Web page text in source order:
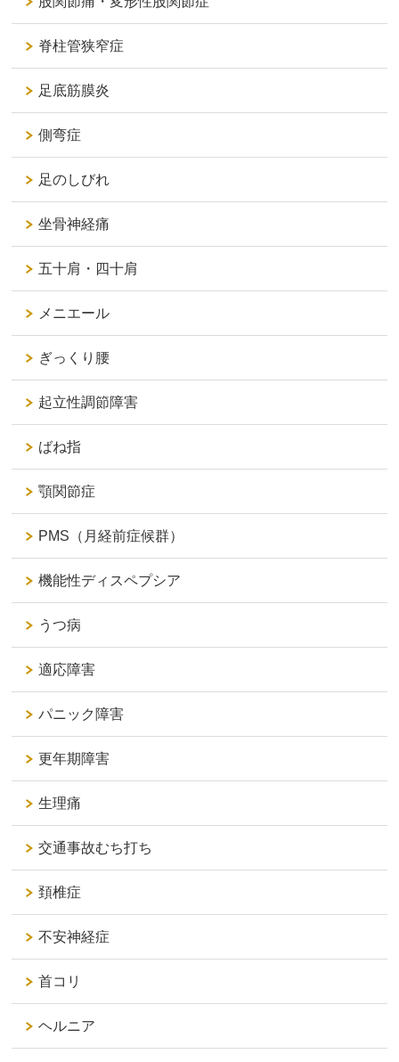
脊柱管狭窄症
足底筋膜炎
側弯症
足のしびれ
坐骨神経痛
五十肩・四十肩
メニエール
ぎっくり腰
起立性調節障害
ばね指
顎関節症
PMS（月経前症候群）
機能性ディスペプシア
うつ病
適応障害
パニック障害
更年期障害
生理痛
交通事故むち打ち
頚椎症
不安神経症
首コリ
ヘルニア